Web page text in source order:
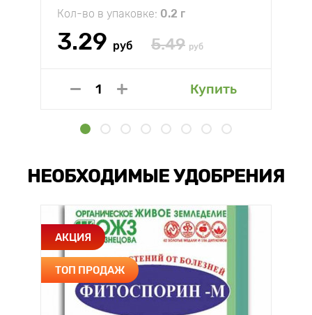
Кол-во в упаковке: 0.2 г
3.29 руб 5.49 руб
Купить
НЕОБХОДИМЫЕ УДОБРЕНИЯ
АКЦИЯ
ТОП ПРОДАЖ